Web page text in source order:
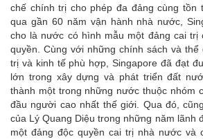
chế chính trị cho phép đa đảng cùng tồn
qua gần 60 năm vận hành nhà nước,
cho là nước có hình mẫu một đảng cai trị
quyền. Cùng với những chính sách và thể
trị và kinh tế phù hợp, Singapore đã đạt
lớn trong xây dựng và phát triển đất
thành một trong những nước thuộc nhóm
đầu người cao nhất thế giới. Qua đó,
của Lý Quang Diệu trong những năm lãnh
một đảng độc quyền cai trị nhà nước và